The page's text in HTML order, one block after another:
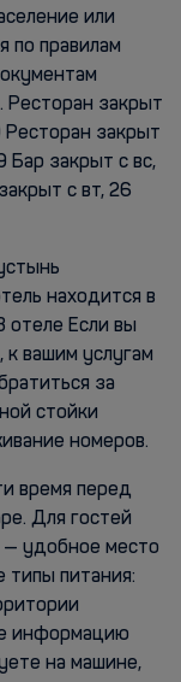
или
по правилам
закрыт
Ресторан закрыт
Бар закрыт с вс,
с вт, 26
находится в
отеле Если вы
к вашим услугам
за
стойки
номеров.
время перед
Для гостей
— удобное место
типы питания:
информацию
на машине,